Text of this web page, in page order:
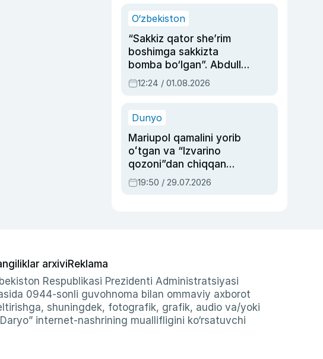
O‘zbekiston
“Sakkiz qator she’rim
boshimga sakkizta
bomba bo‘lgan”. Abdulla
Oripovni siyosiy
ayblovlardan asrab
12:24 / 01.08.2026
Dunyo
Mariupol qamalini yorib
oʻtgan va “Izvarino
qozoni”dan chiqqan
qahramon — Ukraina
armiyasi bosh
19:50 / 29.07.2026
arxiviReklama
Respublikasi Prezidenti Administratsiyasi
0944-sonli guvohnoma bilan ommaviy axborot
shuningdek, fotografik, grafik, audio va/yoki
internet-nashrining muallifligini ko‘rsatuvchi